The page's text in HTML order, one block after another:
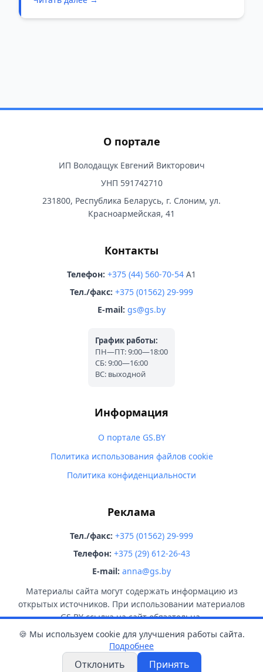
О портале
ИП Володащук Евгений Викторович
УНП 591742710
231800, Республика Беларусь, г. Слоним, ул.
Красноармейская, 41
Контакты
Телефон: +375 (44) 560-70-54 A1
Тел./факс: +375 (01562) 29-999
E-mail: gs@gs.by
График работы:
ПН—ПТ: 9:00—18:00
СБ: 9:00—16:00
ВС: выходной
Информация
О портале GS.BY
Политика использования файлов cookie
Политика конфиденциальности
Реклама
Тел./факс: +375 (01562) 29-999
Телефон: +375 (29) 612-26-43
E-mail: anna@gs.by
Материалы сайта могут содержать информацию из
открытых источников. При использовании материалов
GS.BY ссылка на сайт обязательна.
© 2026 GS.BY. Все права защищены.
🍪 Мы используем cookie для улучшения работы сайта.
Подробнее
Отклонить Принять